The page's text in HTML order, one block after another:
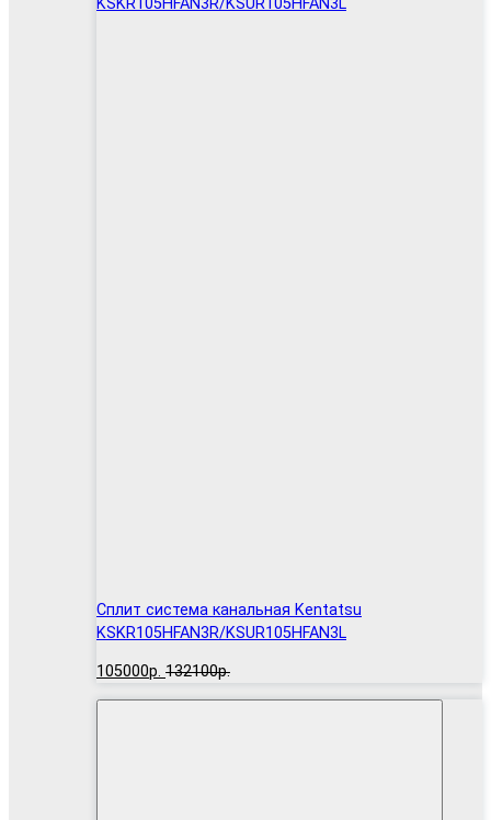
Сплит система канальная Kentatsu
KSKR105HFAN3R/KSUR105HFAN3L
105000р. 132100р.